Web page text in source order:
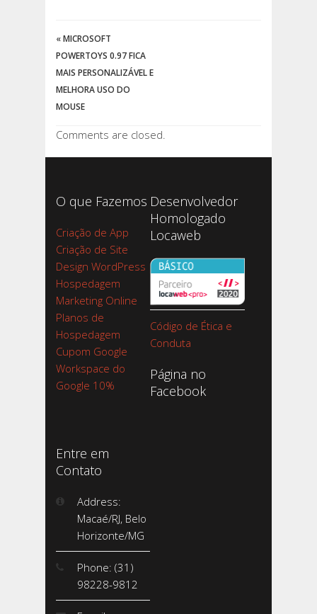
«MICROSOFT
POWERTOYS 0.97 FICA
MAIS PERSONALIZÁVEL E
MELHORA USO DO
MOUSE
Comments are closed.
O que Fazemos
Criação de App
Criação de Site
Design WordPress
Hospedagem
Marketing Online
Planos de
Hospedagem
Cupom Google
Workspace do
Google 10%
Desenvolvedor
Homologado
Locaweb
Código de Ética e
Conduta
Página no
Facebook
Entre em
Contato
Address:
Macaé/RJ, Belo
Horizonte/MG
Phone: (31)
98228-9812